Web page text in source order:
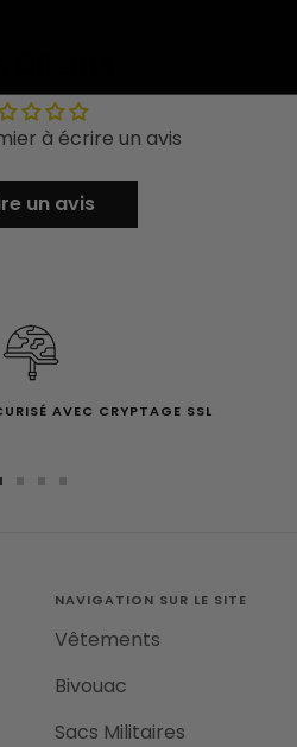
à écrire un avis
un avis
AVEC CRYPTAGE SSL
4
NAVIGATION SUR LE SITE
Vêtements
Bivouac
Sacs Militaires